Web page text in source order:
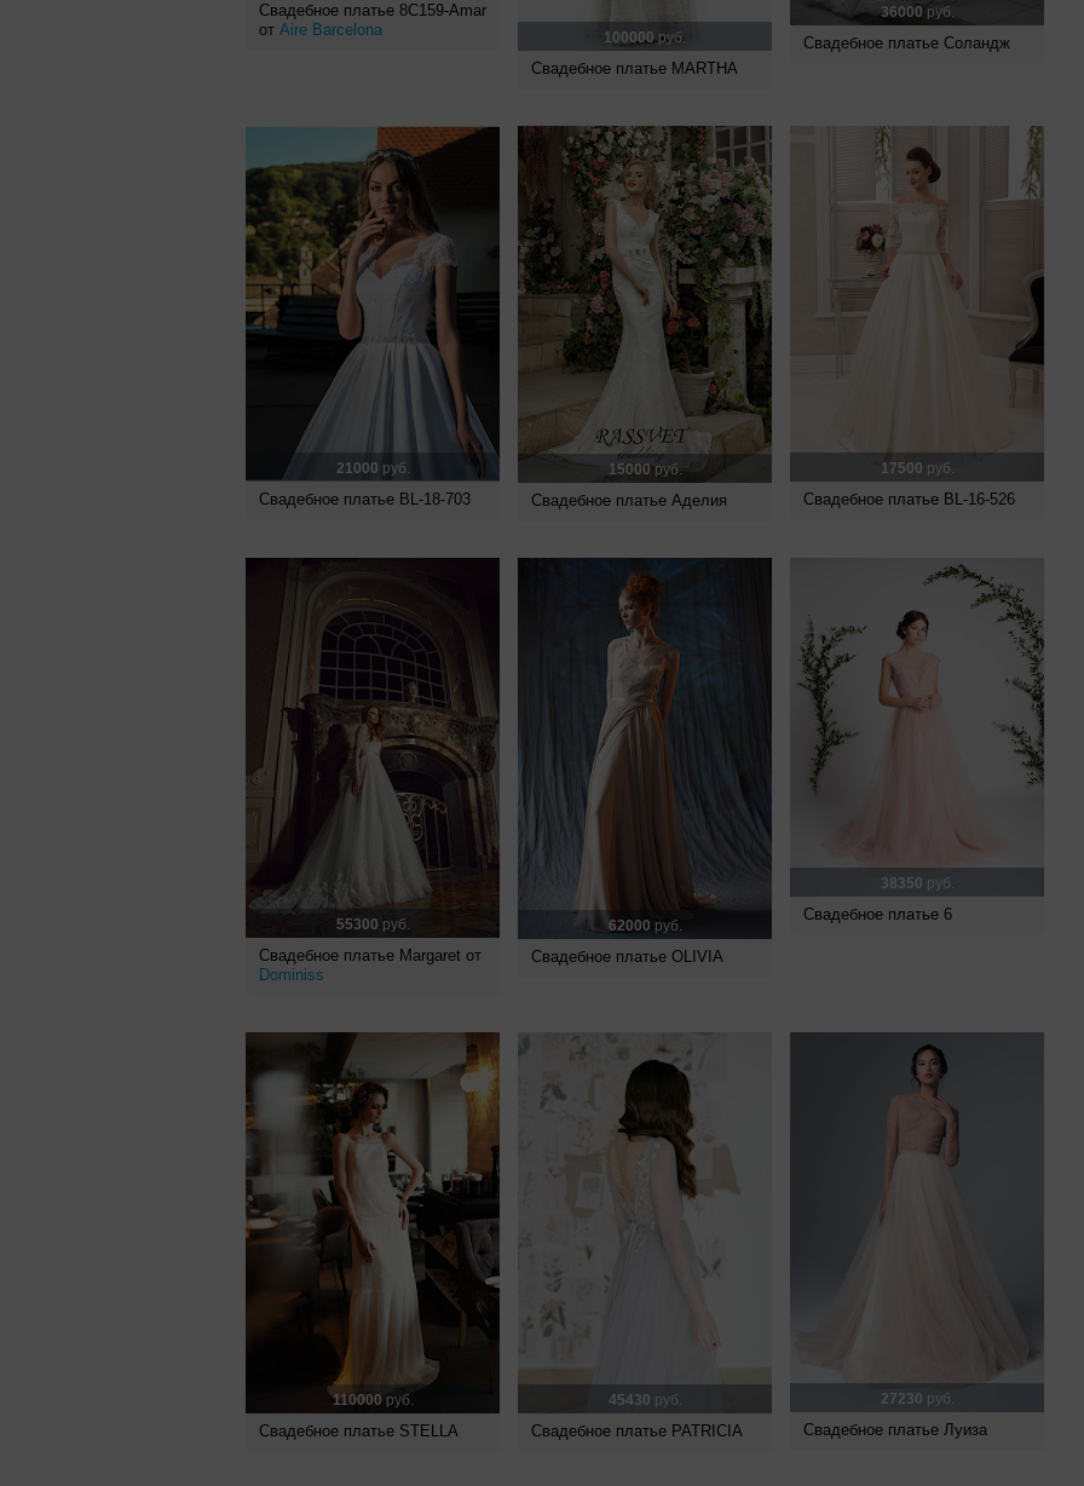
Свадебное платье 8C159-Amar
от Aire Barcelona 100000руб.
Свадебное платье MARTHA
36000 руб.
Свадебное платье Соландж
21000 руб.
Свадебное платье BL-18-703
15000руб.
Свадебное платье Аделия
17500 руб.
Свадебное платье BL-16-526
55300 руб.
Свадебное платье Margaret от
Dominiss
62000 руб.
Свадебное платье OLIVIA
38350 руб.
Свадебное платье 6
110000 руб.
Свадебное платье STELLA
45430 руб.
Свадебное платье PATRICIA
27230 руб.
Свадебное платье Луиза